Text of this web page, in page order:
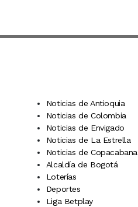
Noticias de Antioquia
Noticias de Colombia
Noticias de Envigado
Noticias de La Estrella
Noticias de Copacabana
Alcaldía de Bogotá
Loterías
Deportes
Liga Betplay